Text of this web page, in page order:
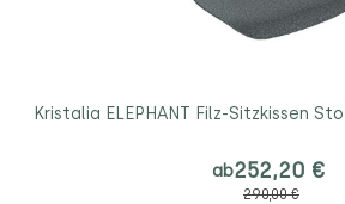
Kristalia ELEPHANT Filz-Sitzkissen
ab252,20 €
290,00 €